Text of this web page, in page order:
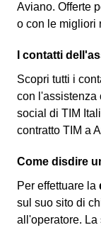
Aviano. Offerte
o con le migliori
I contatti
Scopri tutti i
con l'assistenza
social di TIM
contratto TIM a
Come disdire
Per effettuare la
sul suo sito di
all'operatore.